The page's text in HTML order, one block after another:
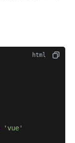
'vue'